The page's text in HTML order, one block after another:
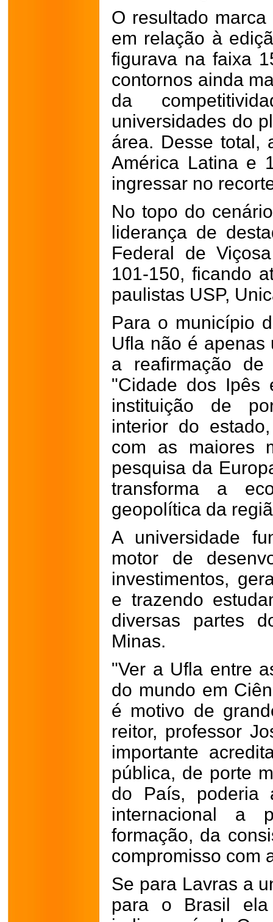
O resultado
em relação à
figurava na faixa
contornos ainda
da
universidades do
área. Desse total,
América Latina e
ingressar no
No topo do
liderança de
Federal de
101-150, ficando
paulistas USP,
Para o município
Ufla não é apenas
a reafirmação
"Cidade dos Ipês
instituição de
interior do
com as maiores
pesquisa da
transforma a
geopolítica da
A universidade
motor de
investimentos,
e trazendo
diversas partes
Minas.
"Ver a Ufla entre
do mundo em
é motivo de
reitor, professor
importante
pública, de porte
do País, poderia
internacional a
formação, da
compromisso com
Se para Lavras a
para o Brasil